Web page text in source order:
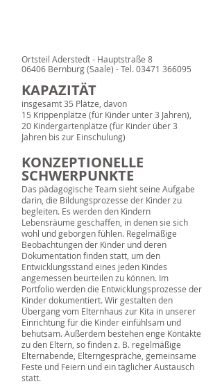
Ortsteil Aderstedt - Hauptstraße 8
06406 Bernburg (Saale) -Tel. 03471 366095
KAPAZITÄT
insgesamt 35 Plätze, davon
15 Krippenplätze (für Kinder unter 3 Jahren),
20 Kindergartenplätze (für Kinder über 3
Jahren bis zur Einschulung)
KONZEPTIONELLE
SCHWERPUNKTE
Das pädagogische Team sieht seine Aufgabe
darin, die Bildungsprozesse der Kinder zu
begleiten. Es werden den Kindern
Lebensräume geschaffen, in denen sie sich
wohl und geborgen fühlen. Regelmäßige
Beobachtungen der Kinder und deren
Dokumentation finden statt, um den
Entwicklungsstand eines jeden Kindes
angemessen beurteilen zu können. Im
Portfolio werden die Entwicklungsprozesse der
Kinder dokumentiert. Wir gestalten den
Übergang vom Elternhaus zur Kita in unserer
Einrichtung für die Kinder einfühlsam und
behutsam. Außerdem bestehen enge Kontakte
zu den Eltern, so finden z. B. regelmäßige
Elternabende, Elterngespräche, gemeinsame
Feste und Feiern und ein täglicher Austausch
statt.